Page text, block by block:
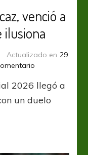
venció a
ilusiona
Actualizado en 29
en
fue
más
2026 llegó a
un duelo